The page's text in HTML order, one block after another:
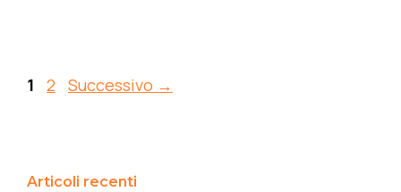
Pagina
1 Pagina
2 Successivo →
Articoli recenti